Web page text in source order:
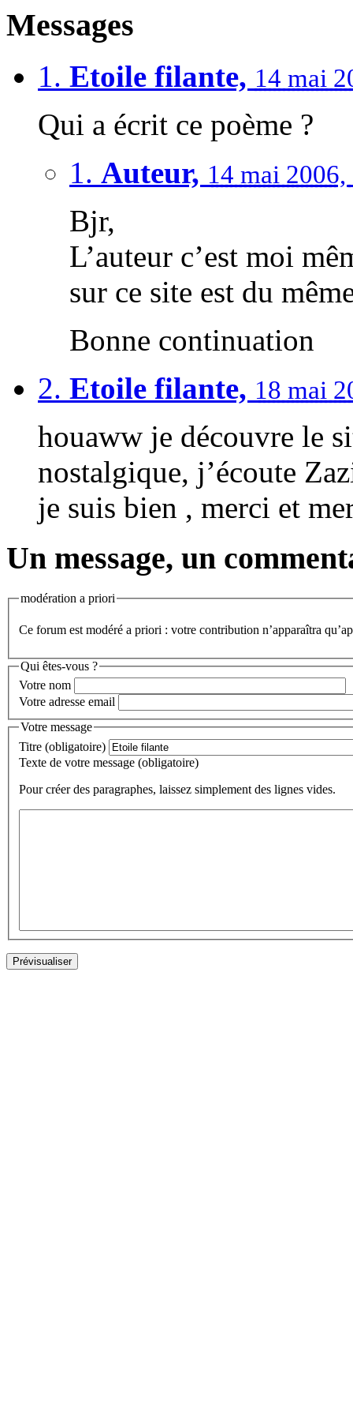
Messages
1. Etoile filante, 14 mai
Qui a écrit ce poème ?
1. Auteur, 14 mai 2006,
Bjr,
L’auteur c’est moi
sur ce site est du
Bonne continuation
2. Etoile filante, 18 mai
houaww je découvre le
nostalgique, j’écoute
je suis bien , merci et
Un message, un
modération a priori
Ce forum est modéré a priori : votre contribution n’apparaîtra
Qui êtes-vous ?
Votre nom
Votre adresse email
Votre message
Titre (obligatoire)
Texte de votre message (obligatoire)
Pour créer des paragraphes, laissez simplement des lignes vides.